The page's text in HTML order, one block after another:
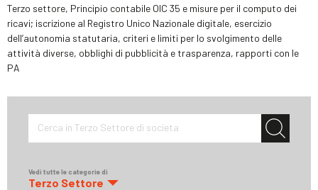
Terzo settore, Principio contabile OIC 35 e misure per il computo dei
ricavi; iscrizione al Registro Unico Nazionale digitale, esercizio
dell’autonomia statutaria, criteri e limiti per lo svolgimento delle
attività diverse, obblighi di pubblicità e trasparenza, rapporti con le
PA
Cerca in Terzo Settore di societa
Vedi tutte le categorie di
Terzo Settore